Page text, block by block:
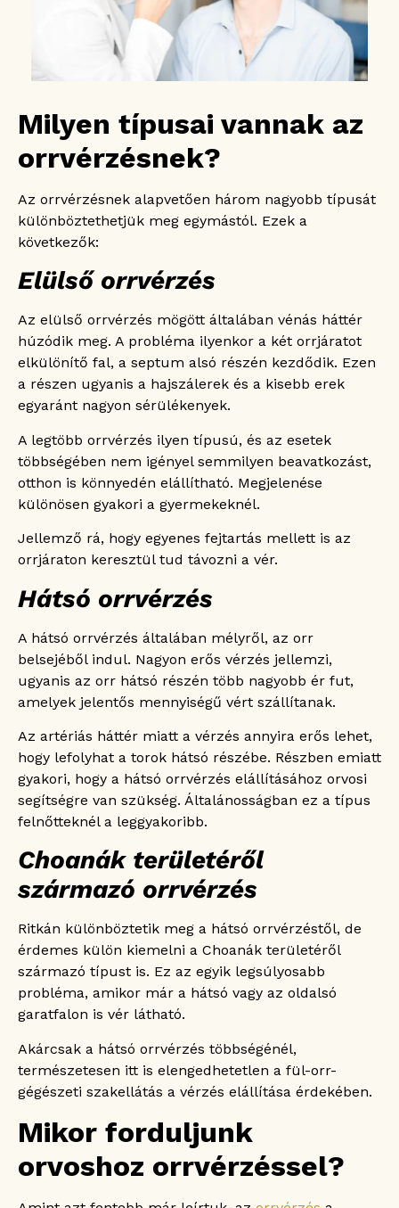
Milyen típusai vannak az
orrvérzésnek?
Az orrvérzésnek alapvetően három nagyobb típusát
különböztethetjük meg egymástól. Ezek a
következők:
Elülső orrvérzés
Az elülső orrvérzés mögött általában vénás háttér
húzódik meg. A probléma ilyenkor a két orrjáratot
elkülönítő fal, a septum alsó részén kezdődik. Ezen
a részen ugyanis a hajszálerek és a kisebb erek
egyaránt nagyon sérülékenyek.
A legtöbb orrvérzés ilyen típusú, és az esetek
többségében nem igényel semmilyen beavatkozást,
otthon is könnyedén elállítható. Megjelenése
különösen gyakori a gyermekeknél.
Jellemző rá, hogy egyenes fejtartás mellett is az
orrjáraton keresztül tud távozni a vér.
Hátsó orrvérzés
A hátsó orrvérzés általában mélyről, az orr
belsejéből indul. Nagyon erős vérzés jellemzi,
ugyanis az orr hátsó részén több nagyobb ér fut,
amelyek jelentős mennyiségű vért szállítanak.
Az artériás háttér miatt a vérzés annyira erős lehet,
hogy lefolyhat a torok hátsó részébe. Részben emiatt
gyakori, hogy a hátsó orrvérzés elállításához orvosi
segítségre van szükség. Általánosságban ez a típus
felnőtteknél a leggyakoribb.
Choanák területéről
származó orrvérzés
Ritkán különböztetik meg a hátsó orrvérzéstől, de
érdemes külön kiemelni a Choanák területéről
származó típust is. Ez az egyik legsúlyosabb
probléma, amikor már a hátsó vagy az oldalsó
garatfalon is vér látható.
Akárcsak a hátsó orrvérzés többségénél,
természetesen itt is elengedhetetlen a fül-orr-
gégészeti szakellátás a vérzés elállítása érdekében.
Mikor forduljunk
orvoshoz orrvérzéssel?